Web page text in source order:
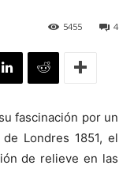
4
5455
fascinación por un
Londres 1851, el
de relieve en las